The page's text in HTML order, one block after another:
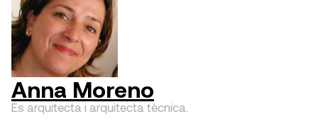
Anna Moreno
És arquitecta i arquitecta tècnica.